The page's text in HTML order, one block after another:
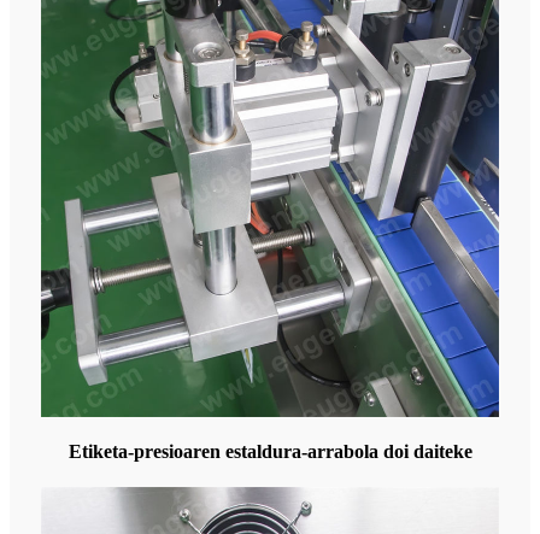
Etiketa-presioaren estaldura-arrabola doi daiteke